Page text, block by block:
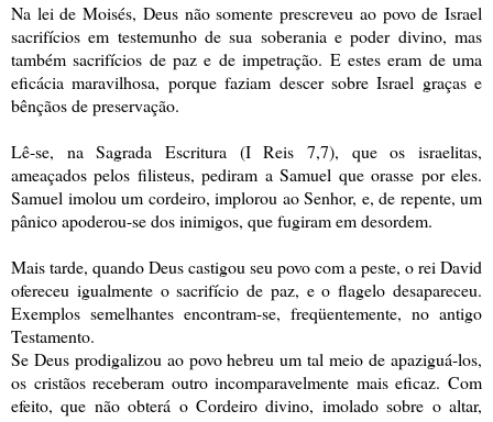
Na lei de Moisés, Deus não somente prescreveu ao povo de Israel
sacrifícios em testemunho de sua soberania e poder divino, mas
também sacrifícios de paz e de impetração. E estes eram de uma
eficácia maravilhosa, porque faziam descer sobre Israel graças e
bênçãos de preservação.
Lê-se, na Sagrada Escritura (I Reis 7,7), que os israelitas,
ameaçados pelos filisteus, pediram a Samuel que orasse por eles.
Samuel imolou um cordeiro, implorou ao Senhor, e, de repente, um
pânico apoderou-se dos inimigos, que fugiram em desordem.
Mais tarde, quando Deus castigou seu povo com a peste, o rei David
ofereceu igualmente o sacrifício de paz, e o flagelo desapareceu.
Exemplos semelhantes encontram-se, freqüentemente, no antigo
Testamento.
Se Deus prodigalizou ao povo hebreu um tal meio de apaziguá-los,
os cristãos receberam outro incomparavelmente mais eficaz. Com
efeito, que não obterá o Cordeiro divino, imolado sobre o altar,